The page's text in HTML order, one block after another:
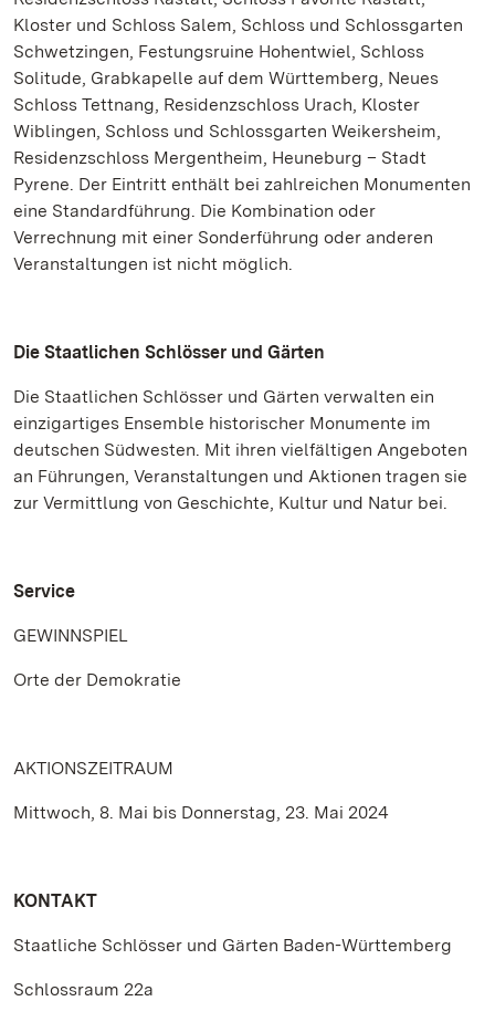
Kloster und Schloss Salem, Schloss und Schlossgarten
Schwetzingen, Festungsruine Hohentwiel, Schloss
Solitude, Grabkapelle auf dem Württemberg, Neues
Schloss Tettnang, Residenzschloss Urach, Kloster
Wiblingen, Schloss und Schlossgarten Weikersheim,
Residenzschloss Mergentheim, Heuneburg – Stadt
Pyrene. Der Eintritt enthält bei zahlreichen Monumenten
eine Standardführung. Die Kombination oder
Verrechnung mit einer Sonderführung oder anderen
Veranstaltungen ist nicht möglich.
Die Staatlichen Schlösser und Gärten
Die Staatlichen Schlösser und Gärten verwalten ein
einzigartiges Ensemble historischer Monumente im
deutschen Südwesten. Mit ihren vielfältigen Angeboten
an Führungen, Veranstaltungen und Aktionen tragen sie
zur Vermittlung von Geschichte, Kultur und Natur bei.
Service
GEWINNSPIEL
Orte der Demokratie
AKTIONSZEITRAUM
Mittwoch, 8. Mai bis Donnerstag, 23. Mai 2024
KONTAKT
Staatliche Schlösser und Gärten Baden-Württemberg
Schlossraum 22a